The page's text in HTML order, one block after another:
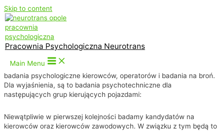
Skip to content
Pracownia Psychologiczna Neurotrans
Main Menu
Bez wątpienia - Psychotesty
Opole
Neurotrans Psychotesty Opole, wykonujemy przede wszystkim
badania psychologiczne kierowców, operatorów i badania na broń.
Dla wyjaśnienia, są to badania psychotechniczne dla
następujących grup kierujących pojazdami:
Niewątpliwie w pierwszej kolejności badamy kandydatów na
kierowców oraz kierowców zawodowych. W związku z tym będą to